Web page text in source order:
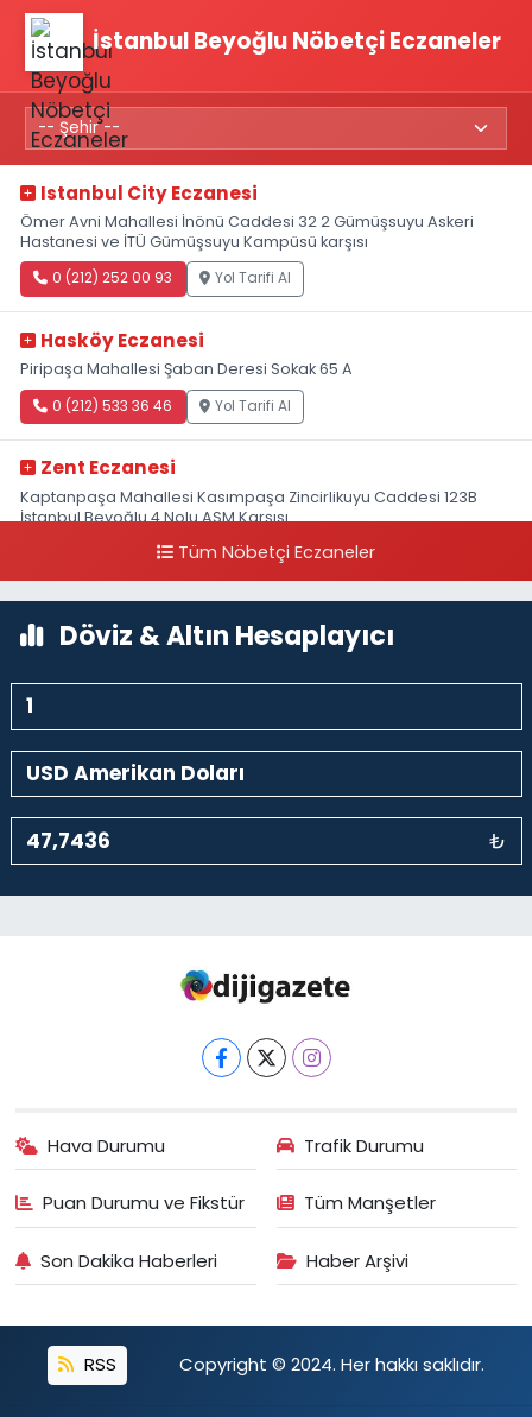
İstanbul Beyoğlu Nöbetçi Eczaneler
Istanbul City Eczanesi
Ömer Avni Mahallesi İnönü Caddesi 32 2 Gümüşsuyu Askeri
Hastanesi ve İTÜ Gümüşsuyu Kampüsü karşısı
0 (212) 252 00 93 Yol Tarifi Al
Hasköy Eczanesi
Piripaşa Mahallesi Şaban Deresi Sokak 65 A
0 (212) 533 36 46 Yol Tarifi Al
Zent Eczanesi
Kaptanpaşa Mahallesi Kasımpaşa Zincirlikuyu Caddesi 123B
İstanbul Beyoğlu 4 Nolu ASM Karşısı
0 (212) 297 96 92 Yol Tarifi Al
Tüm Nöbetçi Eczaneler
Döviz & Altın Hesaplayıcı
₺
Hava Durumu Trafik Durumu
Puan Durumu ve Fikstür Tüm Manşetler
Son Dakika Haberleri Haber Arşivi
RSS Copyright © 2024. Her hakkı saklıdır.